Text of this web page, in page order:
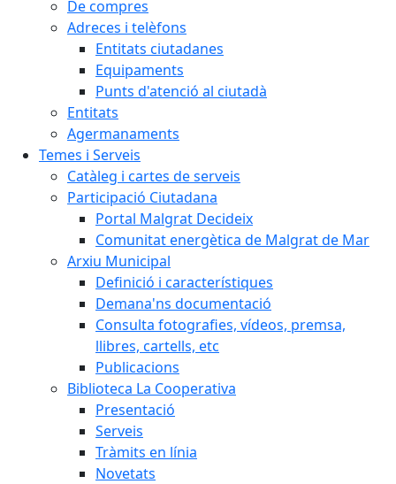
De compres
Adreces i telèfons
Entitats ciutadanes
Equipaments
Punts d'atenció al ciutadà
Entitats
Agermanaments
Temes i Serveis
Catàleg i cartes de serveis
Participació Ciutadana
Portal Malgrat Decideix
Comunitat energètica de Malgrat de Mar
Arxiu Municipal
Definició i característiques
Demana'ns documentació
Consulta fotografies, vídeos, premsa,
llibres, cartells, etc
Publicacions
Biblioteca La Cooperativa
Presentació
Serveis
Tràmits en línia
Novetats